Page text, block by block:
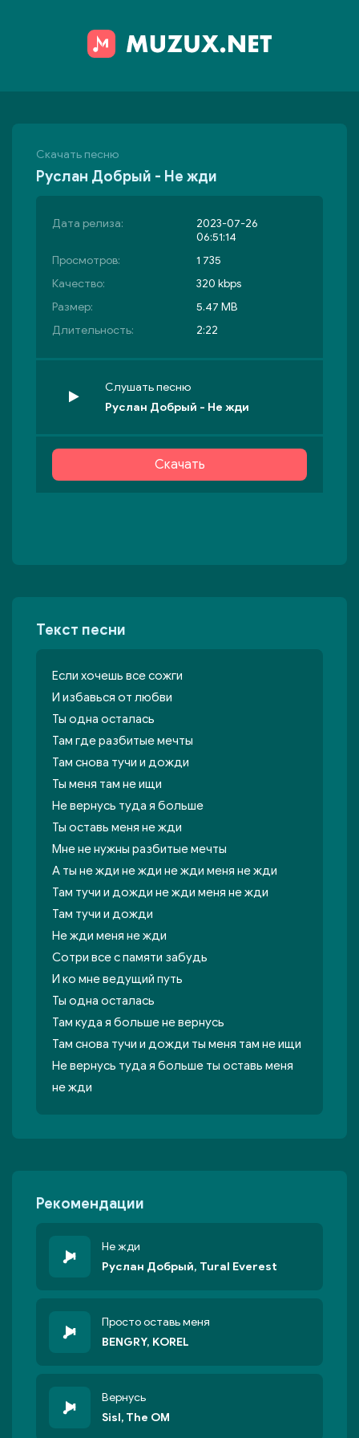
Скачать песню
Руслан Добрый - Не жди
Дата релиза:
2023-07-26
06:51:14
Просмотров:
1 735
Качество:
320 kbps
Размер:
5.47 MB
Длительность:
2:22
Слушать песню
Руслан Добрый - Не жди
Скачать
Текст песни
Если хочешь все сожги
И избавься от любви
Ты одна осталась
Там где разбитые мечты
Там снова тучи и дожди
Ты меня там не ищи
Не вернусь туда я больше
Ты оставь меня не жди
Мне не нужны разбитые мечты
А ты не жди не жди не жди меня не жди
Там тучи и дожди не жди меня не жди
Там тучи и дожди
Не жди меня не жди
Сотри все с памяти забудь
И ко мне ведущий путь
Ты одна осталась
Там куда я больше не вернусь
Там снова тучи и дожди ты меня там не ищи
Не вернусь туда я больше ты оставь меня
не жди
Рекомендации
Не жди
Руслан Добрый, Tural Everest
Просто оставь меня
BENGRY, KOREL
Вернусь
Sisl, The OM